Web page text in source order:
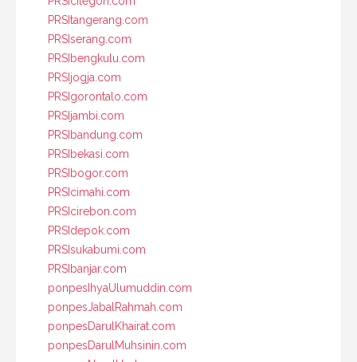
PRSItangerang.com
PRSIserang.com
PRSIbengkulu.com
PRSIjogja.com
PRSIgorontalo.com
PRSIjambi.com
PRSIbandung.com
PRSIbekasi.com
PRSIbogor.com
PRSIcimahi.com
PRSIcirebon.com
PRSIdepok.com
PRSIsukabumi.com
PRSIbanjar.com
ponpesIhyaUlumuddin.com
ponpesJabalRahmah.com
ponpesDarulKhairat.com
ponpesDarulMuhsinin.com